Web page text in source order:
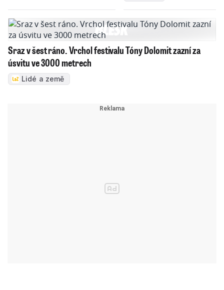
Sraz v šest ráno. Vrchol festivalu Tóny Dolomit zazní za
úsvitu ve 3000 metrech
Lidé a země